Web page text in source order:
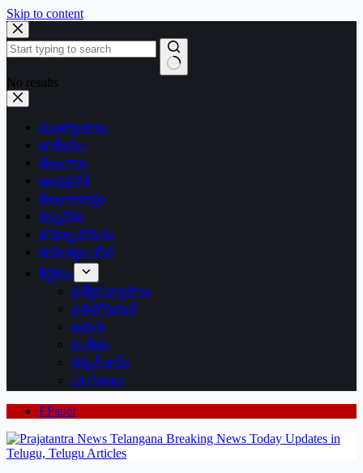
Skip to content
No results
ముఖ్యాంశాలు
జాతీయం
తెలంగాణ
ఆంధ్రప్రదేశ్
తెలంగాణార్థం
సన్నివేశం
బొమ్మా బొరుసు
సాహిత్యం-శోభ
శీర్షికలు
ప్రత్యేక వ్యాసాలు
ఎడిటోరియల్
అరుగు
సంకేతం
దక్కన్.కామ్
24 గంటలు
EPaper